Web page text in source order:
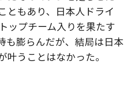
ともあり、日本人ドライ
ップチーム入りを果たす
膨らんだが、結局は日本
叶うことはなかった。